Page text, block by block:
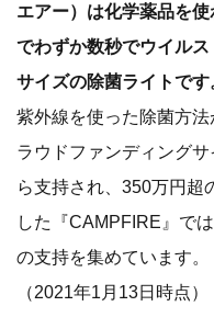
エアー）は化学薬品を
でわずか数秒でウイル
サイズの除菌ライトです
紫外線を使った除菌方
ラウドファンディング
ら支持され、350万円超
した『CAMPFIRE』で
の支持を集めています。
（2021年1月13日時点）